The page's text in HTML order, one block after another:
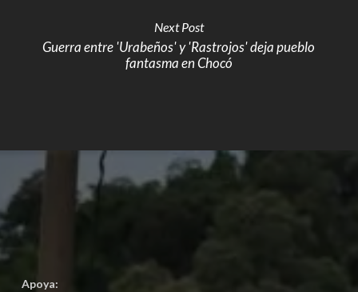
Next Post
Guerra entre 'Urabeños' y 'Rastrojos' deja pueblo
fantasma en Chocó
Apoya: